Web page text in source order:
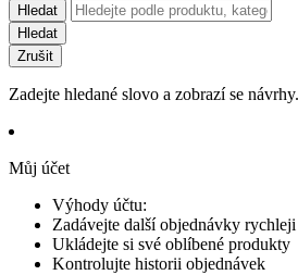
Hledat
Hledat
Zrušit
Zadejte hledané slovo a zobrazí se návrhy.
Můj účet
Výhody účtu:
Zadávejte další objednávky rychleji
Ukládejte si své oblíbené produkty
Kontrolujte historii objednávek